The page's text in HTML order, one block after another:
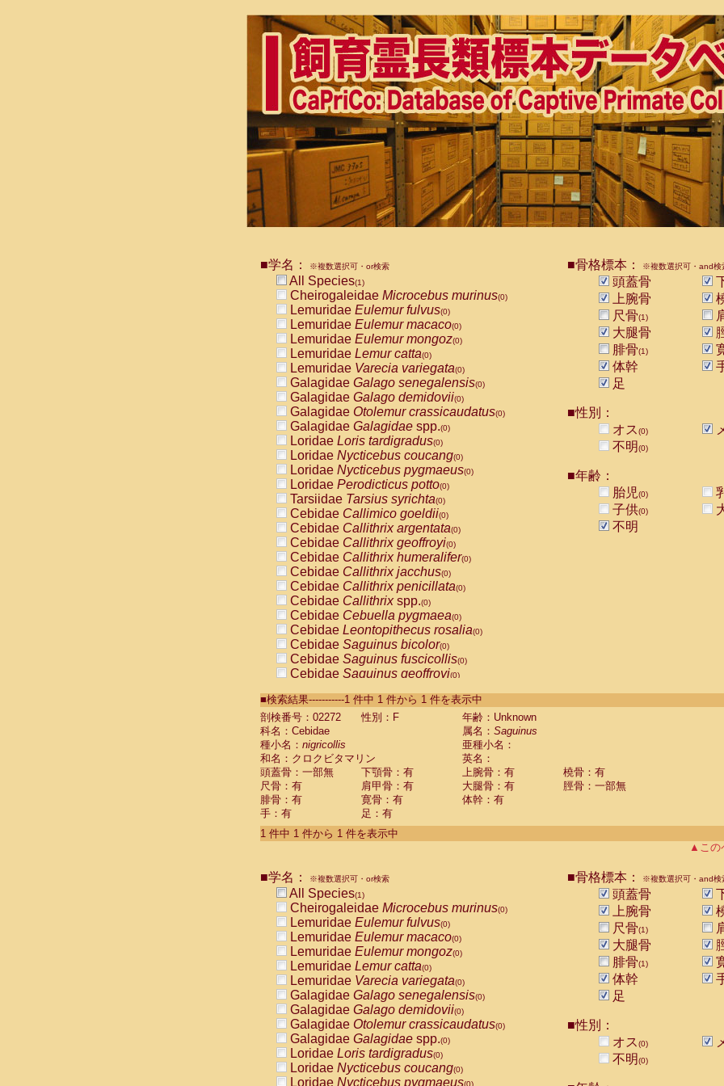
■学名： ※複数選択可・or検索
All Species(1)
Cheirogaleidae Microcebus murinus(0)
Lemuridae Eulemur fulvus(0)
Lemuridae Eulemur macaco(0)
Lemuridae Eulemur mongoz(0)
Lemuridae Lemur catta(0)
Lemuridae Varecia variegata(0)
Galagidae Galago senegalensis(0)
Galagidae Galago demidovii(0)
Galagidae Otolemur crassicaudatus(0)
Galagidae Galagidae spp.(0)
Loridae Loris tardigradus(0)
Loridae Nycticebus coucang(0)
Loridae Nycticebus pygmaeus(0)
Loridae Perodicticus potto(0)
Tarsiidae Tarsius syrichta(0)
Cebidae Callimico goeldii(0)
Cebidae Callithrix argentata(0)
Cebidae Callithrix geoffroyi(0)
Cebidae Callithrix humeralifer(0)
Cebidae Callithrix jacchus(0)
Cebidae Callithrix penicillata(0)
Cebidae Callithrixspp.(0)
Cebidae Cebuella pygmaea(0)
Cebidae Leontopithecus rosalia(0)
Cebidae Saguinus bicolor(0)
Cebidae Saguinus fuscicollis(0)
Cebidae Saguinus geoffroyi(0)
CebidaeSaguinus labiatus(0)
Cebidae Saguinus leucopus (0)
Cebidae
CebidaeSaguinus mystax
CebidaeSaguinus nigricollis (1)
Cebidae Saguinus oedipus
Cebidae Saguinus weddelli
Cebidae Saguinusspp.
Cebidae Aotus trivirgatus
Cebidae Cebus albifrons
CebidaeCebus nigrivittatus
CebidaeCebus
CebidaeSaimiri boliviensis(0)
CebidaeSaimiri sciureus(0)
AtelidaeAlouatta caraya(0)
AtelidaeAlouatta fusca(0)
AtelidaeAlouatta seniculus
AtelidaeAlouattaspp.(0)
AtelidaeAteles belzebuth(0)
AtelidaeAteles geoffroyi(0)
AtelidaeAteles paniscus(0)
AtelidaeAtelesspp.(0)
Atelidae Lagothrix lagothricha
AtelidaeLagothrix lagothricha cana
PitheciidaeCacajao calvus rubicundus
■骨格標本： ※複数選択可・and検
頭蓋骨
上腕骨
尺骨(1)
大腿骨
腓骨(1)
体幹
足
■性別：
オス(0)
不明(0)
■年齢：
胎児(0)
子供(0)
不明
■検索結果-----------1 件中 1 件から 1 件を表示中
剖検番号：02272
性別：F
年齢：Unknown
科名：Cebidae
属名： Saguinus
種小名： nigricollis
亜種小名：
和名：クロクビタマリン
英名：
頭蓋骨：一部無
下顎骨：有 上腕骨：有
橈骨：有
尺骨：有
肩甲骨：有 大腿骨：有
脛骨：一部無
腓骨：有
寛骨：有
体幹：有
手：有
足：有
1 件中 1 件から 1 件を表示中
▲この
■学名： ※複数選択可・or検索
All Species(1)
Cheirogaleidae Microcebus murinus(0)
Lemuridae Eulemur fulvus(0)
Lemuridae Eulemur macaco(0)
Lemuridae Eulemur mongoz(0)
Lemuridae Lemur catta(0)
Lemuridae Varecia variegata(0)
Galagidae Galago senegalensis(0)
Galagidae Galago demidovii(0)
Galagidae Otolemur crassicaudatus(0)
Galagidae Galagidae spp.(0)
Loridae Loris tardigradus(0)
Loridae Nycticebus coucang(0)
Loridae Nycticebus pygmaeus(0)
■骨格標本： ※複数選択可・and検
頭蓋骨
上腕骨
尺骨(1)
大腿骨
腓骨(1)
体幹
足
■性別：
オス(0)
不明(0)